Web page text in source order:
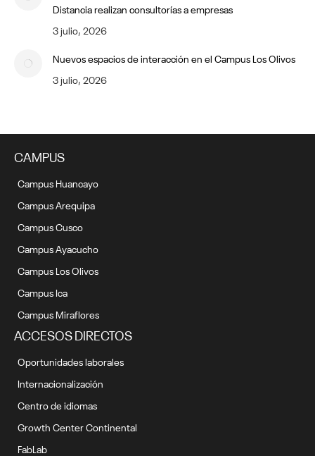
Distancia realizan consultorías a empresas
3 julio, 2026
Nuevos espacios de interacción en el Campus Los Olivos
3 julio, 2026
CAMPUS
Campus Huancayo
Campus Arequipa
Campus Cusco
Campus Ayacucho
Campus Los Olivos
Campus Ica
Campus Miraflores
ACCESOS DIRECTOS
Oportunidades laborales
Internacionalización
Centro de idiomas
Growth Center Continental
FabLab